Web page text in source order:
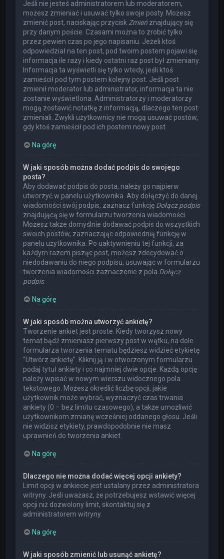
Jeśli nie jesteś administratorem lub moderatorem,
możesz zmieniać i usuwać tylko swoje posty. Możesz
zmienić post, naciskając przycisk Zmień znajdujący się
przy danym poście. Czasami można to zrobić tylko
przez pewien czas po jego napisaniu. Jeżeli ktoś
odpowiedział na ten post, pod twoim postem pojawi się
informacja ile razy i kiedy ostatni raz post był zmieniany.
Informacja ta wyświetli się tylko wtedy, jeśli ktoś
zamieścił pod tym postem kolejny post. Jeśli post
zmienił moderator lub administrator, informacja ta nie
zostanie wyświetlona. Administratorzy i moderatorzy
mogą zostawić notatkę z informacją, dlaczego ten post
zmieniali. Zwykli użytkownicy nie mogą usuwać postów,
gdy ktoś zamieścił pod ich postem nowy post.
Na górę
W jaki sposób można dodać podpis do swojego
posta?
Aby dodawać podpis do posta, należy go najpierw
utworzyć w panelu użytkownika. Aby dołączyć do danej
wiadomości swój podpis, zaznacz funkcję Dołącz podpis
znajdującą się w formularzu tworzenia wiadomości.
Możesz także domyślnie dodawać podpis do wszystkich
swoich postów, zaznaczając odpowiednią funkcję w
panelu użytkownika. Po uaktywnieniu tej funkcji, za
każdym razem pisząc post, możesz zdecydować o
niedodawaniu do niego podpisu, usuwając w formularzu
tworzenia wiadomości zaznaczenie z pola Dołącz
podpis.
Na górę
W jaki sposób można utworzyć ankietę?
Tworzenie ankiet jest proste. Kiedy tworzysz nowy
temat bądź zmieniasz pierwszy post w wątku, na dole
formularza tworzenia tematu będziesz widzieć etykietę
“Utwórz ankietę”. Kliknij ją i w otworzonym formularzu
podaj tytuł ankiety i co najmniej dwie opcje. Każdą opcję
należy wpisać w nowym wierszu widocznego pola
tekstowego. Możesz określić liczbę opcji, jakie
użytkownik może wybrać, wyznaczyć czas trwania
ankiety (0 – bez limitu czasowego), a także umożliwić
użytkownikom zmianę wcześniej oddanego głosu. Jeśli
nie widzisz etykiety, prawdopodobnie nie masz
uprawnień do tworzenia ankiet.
Na górę
Dlaczego nie można dodać więcej opcji ankiety?
Limit opcji w ankiecie jest ustalany przez administratora
witryny. Jeśli uważasz, że potrzebujesz wstawić więcej
opcji niż dozwolony limit, skontaktuj się z
administratorem witryny.
Na górę
W jaki sposób zmienić lub usunąć ankietę?